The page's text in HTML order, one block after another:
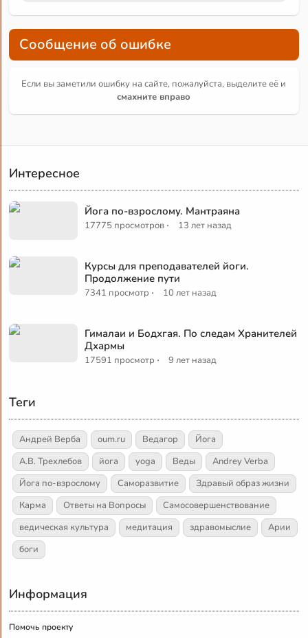
Сообщение об ошибке
Если вы заметили ошибку на сайте, пожалуйста, выделите её и
смахните вправо
Интересное
Йога по-взрослому. Мантраяна
17775 просмотров · 13 лет назад
Курсы для преподавателей йоги.
Продолжение пути
7341 просмотр · 10 лет назад
Гималаи и Бодхгая. По следам Хранителей
Дхармы
17591 просмотр · 9 лет назад
Теги
Андрей Верба oum.ru Ведагор
Йога
А.В. Трехлебов
йога yoga Веды
Andrey Verba
Йога по-взрослому
Саморазвитие
Здравый образ жизни
Карма
Ответы на Вопросы
Самосовершенствование
ведическая культура
медитация здравомыслие
Арии
боги
Информация
Помочь проекту